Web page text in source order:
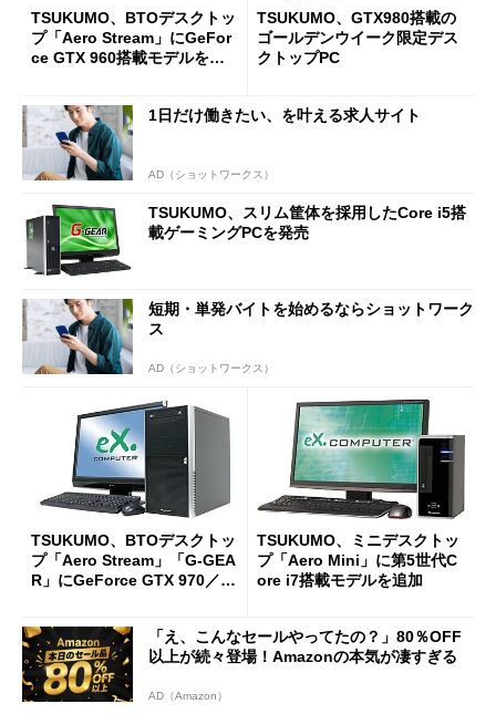
TSUKUMO、BTOデスクトッ
プ「Aero Stream」にGeFor
ce GTX 960搭載モデルを追
TSUKUMO、GTX980搭載の
ゴールデンウイーク限定デス
クトップPC
1日だけ働きたい、を叶える求人サイト
AD（ショットワークス）
TSUKUMO、スリム筐体を採用したCore i5搭
載ゲーミングPCを発売
短期・単発バイトを始めるならショットワーク
ス
AD（ショットワークス）
TSUKUMO、BTOデスクトッ
プ「Aero Stream」「G-GEA
R」にGeForce GTX 970／98
TSUKUMO、ミニデスクトッ
プ「Aero Mini」に第5世代C
ore i7搭載モデルを追加
「え、こんなセールやってたの？」80％OFF
以上が続々登場！Amazonの本気が凄すぎる
AD（Amazon）